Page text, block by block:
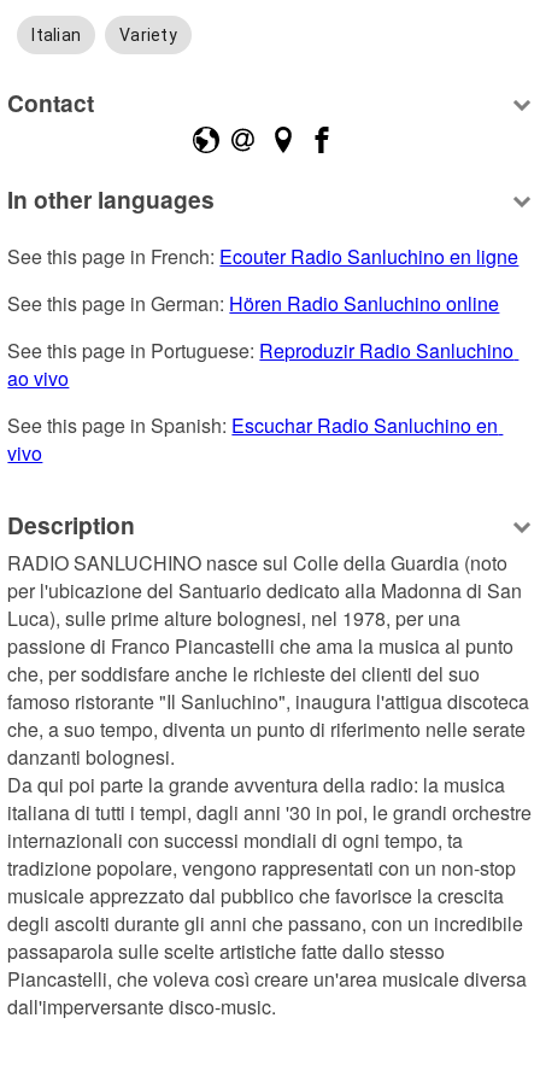
Italian Variety
Contact
In other languages
See this page in French: Ecouter Radio Sanluchino en ligne
See this page in German: Hören Radio Sanluchino online
See this page in Portuguese: Reproduzir Radio Sanluchino
ao vivo
See this page in Spanish: Escuchar Radio Sanluchino en
vivo
Description
RADIO SANLUCHINO nasce sul Colle della Guardia (noto
per l'ubicazione del Santuario dedicato alla Madonna di San
Luca), sulle prime alture bolognesi, nel 1978, per una
passione di Franco Piancastelli che ama la musica al punto
che, per soddisfare anche le richieste dei clienti del suo
famoso ristorante "Il Sanluchino", inaugura l'attigua discoteca
che, a suo tempo, diventa un punto di riferimento nelle serate
danzanti bolognesi.
Da qui poi parte la grande avventura della radio: la musica
italiana di tutti i tempi, dagli anni '30 in poi, le grandi orchestre
internazionali con successi mondiali di ogni tempo, ta
tradizione popolare, vengono rappresentati con un non-stop
musicale apprezzato dal pubblico che favorisce la crescita
degli ascolti durante gli anni che passano, con un incredibile
passaparola sulle scelte artistiche fatte dallo stesso
Piancastelli, che voleva così creare un'area musicale diversa
dall'imperversante disco-music.